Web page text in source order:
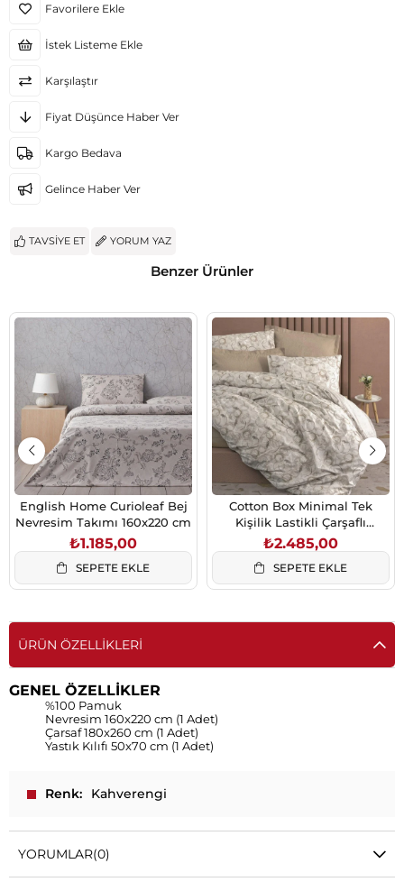
Favorilere Ekle
İstek Listeme Ekle
Karşılaştır
Fiyat Düşünce Haber Ver
Kargo Bedava
Gelince Haber Ver
TAVSIYE ET YORUM YAZ
Benzer Ürünler
English Home Curioleaf Bej
Nevresim Takımı 160x220 cm
₺1.185,00
SEPETE EKLE
Cotton Box Minimal Tek
Kişilik Lastikli Çarşaflı
Nevresim Takımı Moil Bej
₺2.485,00
SEPETE EKLE
ÜRÜN ÖZELLIKLERI
GENEL ÖZELLİKLER
%100 Pamuk
Nevresim 160x220 cm (1 Adet)
Çarsaf 180x260 cm (1 Adet)
Yastık Kılıfı 50x70 cm (1 Adet)
Renk Kahverengi
YORUMLAR(0)